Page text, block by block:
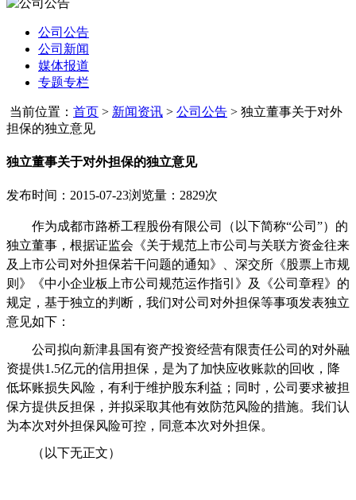
公司公告
公司新闻
媒体报道
专题专栏
当前位置： 首页 > 新闻资讯 > 公司公告 > 独立董事关于对外
担保的独立意见
独立董事关于对外担保的独立意见
发布时间：2015-07-23浏览量：2829次
作为成都市路桥工程股份有限公司（以下简称“公司”）的
独立董事，根据证监会《关于规范上市公司与关联方资金往来
及上市公司对外担保若干问题的通知》、深交所《股票上市规
则》《中小企业板上市公司规范运作指引》及《公司章程》的
规定，基于独立的判断，我们对公司对外担保等事项发表独立
意见如下：
公司拟向新津县国有资产投资经营有限责任公司的对外融
资提供1.5亿元的信用担保，是为了加快应收账款的回收，降
低坏账损失风险，有利于维护股东利益；同时，公司要求被担
保方提供反担保，并拟采取其他有效防范风险的措施。我们认
为本次对外担保风险可控，同意本次对外担保。
（以下无正文）